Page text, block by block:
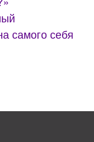
самого себя